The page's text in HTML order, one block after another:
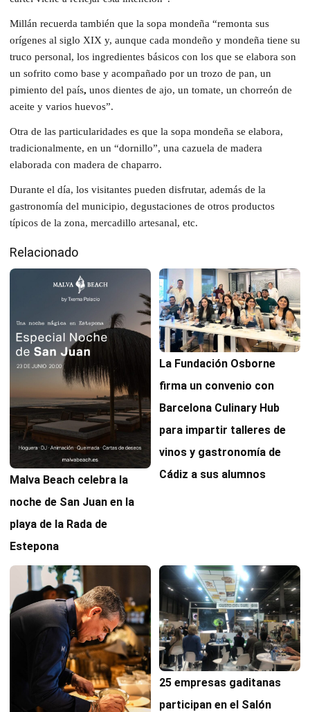
Millán recuerda también que la sopa mondeña “remonta sus
orígenes al siglo XIX y, aunque cada mondeño y mondeña tiene su
truco personal, los ingredientes básicos con los que se elabora son
un sofrito como base y acompañado por un trozo de pan, un
pimiento del país, unos dientes de ajo, un tomate, un chorreón de
aceite y varios huevos”.
Otra de las particularidades es que la sopa mondeña se elabora,
tradicionalmente, en un “dornillo”, una cazuela de madera
elaborada con madera de chaparro.
Durante el día, los visitantes pueden disfrutar, además de la
gastronomía del municipio, degustaciones de otros productos
típicos de la zona, mercadillo artesanal, etc.
Relacionado
Malva Beach celebra la
noche de San Juan en la
playa de la Rada de
Estepona
La Fundación Osborne
firma un convenio con
Barcelona Culinary Hub
para impartir talleres de
vinos y gastronomía de
Cádiz a sus alumnos
25 empresas gaditanas
participan en el Salón